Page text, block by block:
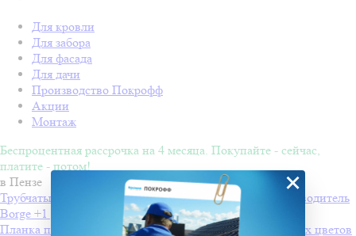
Для кровли
Для забора
Для фасада
Для дачи
Производство Покрофф
Акции
Монтаж
Беспроцентная рассрочка на 4 месяца. Покупайте - сейчас,
платите - потом!
в Пензе
Трубчатый снегозадержатель для мягкой кровли
Производитель
Borge +1 других цветов
Планка примыкания
Производитель Покрофф +5 других цветов
×